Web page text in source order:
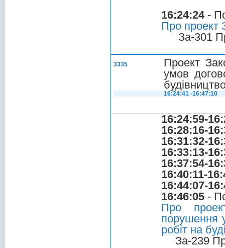
16:24:24-
Про проект
За-301
3335
Проект
умов
16:24:41 -16:47:10
16:24:59-
16:28:16-
16:31:32-
16:33:13-
16:37:54-
16:40:11-
16:44:07-
16:46:05 -
Про
порушення
робіт на
За-239